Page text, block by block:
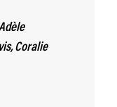
Coralie